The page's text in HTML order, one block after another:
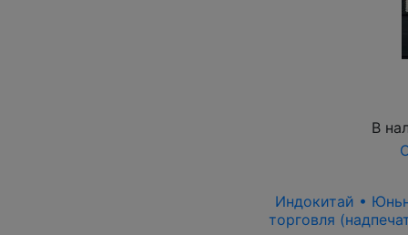
В
Индокитай •
торговля